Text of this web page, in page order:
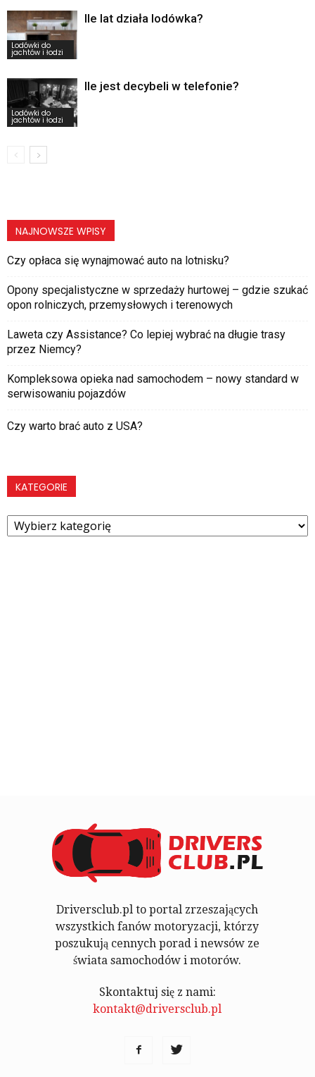
Lodówki do
jachtów i łodzi
Ile lat działa lodówka?
Lodówki do
jachtów i łodzi
Ile jest decybeli w telefonie?
NAJNOWSZE WPISY
Czy opłaca się wynajmować auto na lotnisku?
Opony specjalistyczne w sprzedaży hurtowej – gdzie szukać
opon rolniczych, przemysłowych i terenowych
Laweta czy Assistance? Co lepiej wybrać na długie trasy
przez Niemcy?
Kompleksowa opieka nad samochodem – nowy standard w
serwisowaniu pojazdów
Czy warto brać auto z USA?
KATEGORIE
Kategorie
Driversclub.pl to portal zrzeszających
wszystkich fanów motoryzacji, którzy
poszukują cennych porad i newsów ze
świata samochodów i motorów.
Skontaktuj się z nami:
kontakt@driversclub.pl